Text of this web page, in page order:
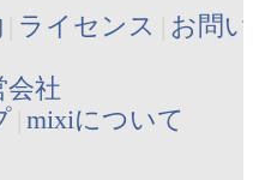
ライセンス お問
会社
mixiについて